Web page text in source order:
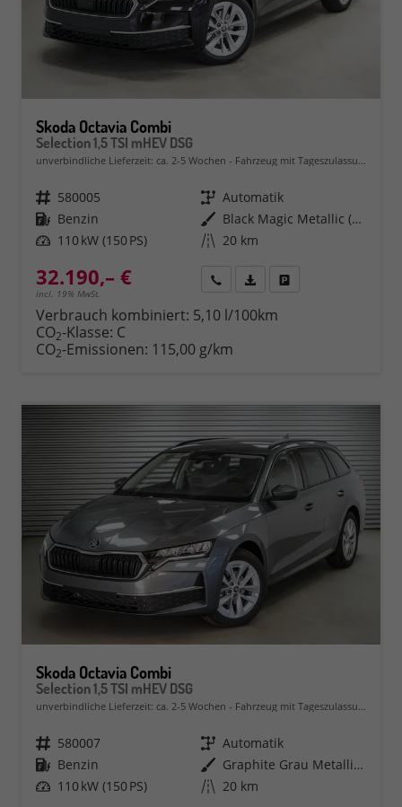
Skoda Octavia Combi
Selection 1,5 TSI mHEV DSG
unverbindliche Lieferzeit: ca. 2-5 Wochen Fahrzeug mit Tageszulassung
Fahrzeugnr. 580005 Getriebe Automatik
Kraftstoff Benzin Außenfarbe
Black Magic Metallic (1Z)
Leistung 110 kW (150 PS) Kilometerstand 20 km
32.190,– €
incl. 19% MwSt.
Rückruf PDF-Datei, Fahrzeugexposé
Verbrauch kombiniert: 5,10 l/100km
CO2-Klasse: C
CO2-Emissionen: 115,00 g/km
Skoda Octavia Combi
Selection 1,5 TSI mHEV DSG
unverbindliche Lieferzeit: ca. 2-5 Wochen Fahrzeug mit Tageszulassung
Fahrzeugnr. 580007 Getriebe Automatik
Kraftstoff Benzin Außenfarbe
Graphite Grau Metallic (5X)
Leistung 110 kW (150 PS) Kilometerstand 20 km